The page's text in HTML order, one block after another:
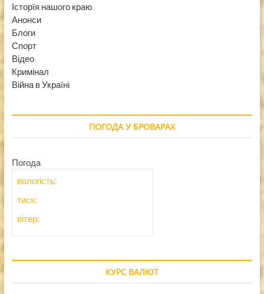
Історїя нашого краю
Анонси
Блоги
Спорт
Відео
Кримінал
Війна в Україні
ПОГОДА У БРОВАРАХ
Погода
вологість:
тиск:
вітер:
КУРС ВАЛЮТ